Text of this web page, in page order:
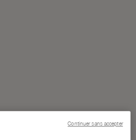
Continuer sans accepter